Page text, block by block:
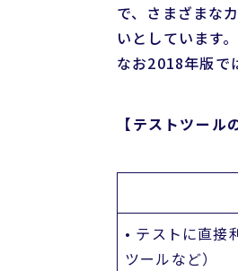
で、さまざまな
いとしています。
なお2018年版で
【テストツール
• テストに直接
ツールなど）